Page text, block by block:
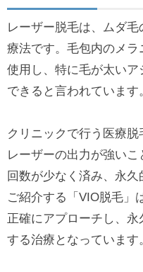
レーザー脱毛は、ムダ
療法です。毛包内のメ
使用し、特に毛が太い
できると言われています
クリニックで行う医療
レーザーの出力が強い
回数が少なく済み、永
ご紹介する「VIO脱毛」
正確にアプローチし、
する治療となっています